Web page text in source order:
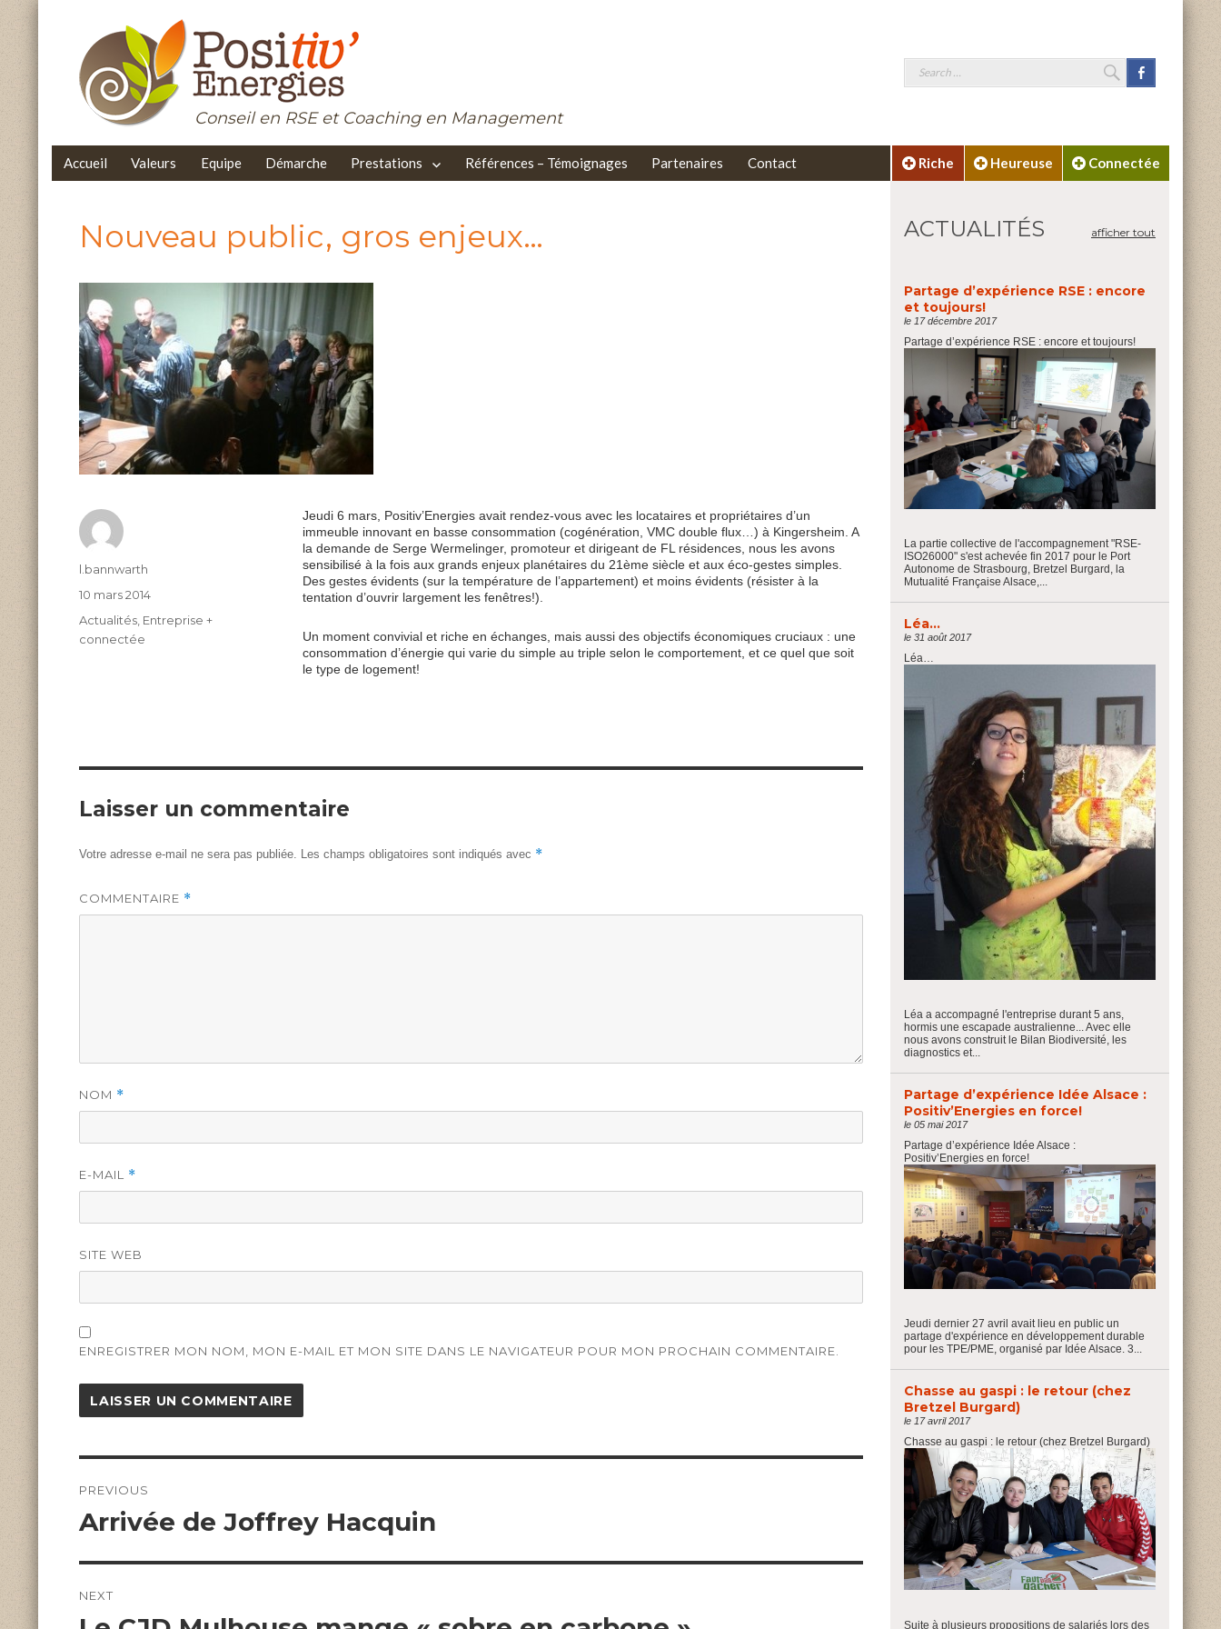
Conseil en RSE et Coaching en Management
Search
SEARCH
Accueil Valeurs Equipe Démarche Prestations Références – Témoignages Partenaires Contact Riche Heureuse Connectée
Nouveau public, gros enjeux…
Jeudi 6 mars, Positiv’Energies avait rendez-vous avec les locataires et propriétaires d’un
immeuble innovant en basse consommation (cogénération, VMC double flux…) à Kingersheim. A
la demande de Serge Wermelinger, promoteur et dirigeant de FL résidences, nous les avons
sensibilisé à la fois aux grands enjeux planétaires du 21ème siècle et aux éco-gestes simples.
Des gestes évidents (sur la température de l’appartement) et moins évidents (résister à la
tentation d’ouvrir largement les fenêtres!).
Un moment convivial et riche en échanges, mais aussi des objectifs économiques cruciaux : une
consommation d’énergie qui varie du simple au triple selon le comportement, et ce quel que soit
le type de logement!
Author
l.bannwarth
Posted
on
10 mars 2014
Categories
Actualités, Entreprise +
connectée
Laisser un commentaire
Votre adresse e-mail ne sera pas publiée. Les champs obligatoires sont indiqués avec *
COMMENTAIRE *
NOM *
E-MAIL *
SITE WEB
ENREGISTRER MON NOM, MON E-MAIL ET MON SITE DANS LE NAVIGATEUR POUR MON PROCHAIN COMMENTAIRE.
de
l’article
PREVIOUS
Previous
post:
Arrivée de Joffrey Hacquin
NEXT
Next
ACTUALITÉS afficher tout
Partage d’expérience RSE : encore
et toujours!
le 17 décembre 2017
Partage d’expérience RSE : encore et toujours!
La partie collective de l'accompagnement "RSE-
ISO26000" s'est achevée fin 2017 pour le Port
Autonome de Strasbourg, Bretzel Burgard, la
Mutualité Française Alsace,...
Léa…
le 31 août 2017
Léa…
Léa a accompagné l'entreprise durant 5 ans,
hormis une escapade australienne... Avec elle
nous avons construit le Bilan Biodiversité, les
diagnostics et...
Partage d’expérience Idée Alsace :
Positiv’Energies en force!
le 05 mai 2017
Partage d’expérience Idée Alsace :
Positiv’Energies en force!
Jeudi dernier 27 avril avait lieu en public un
partage d'expérience en développement durable
pour les TPE/PME, organisé par Idée Alsace. 3...
Chasse au gaspi : le retour (chez
Bretzel Burgard)
le 17 avril 2017
Chasse au gaspi : le retour (chez Bretzel Burgard)
Suite à plusieurs propositions de salariés lors des